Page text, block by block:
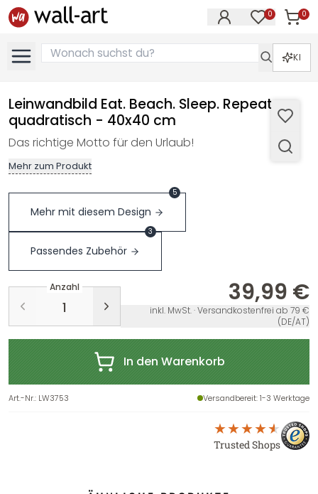
0 0
KI
Leinwandbild Eat. Beach. Sleep. Repeat. -
quadratisch - 40x40 cm
Das richtige Motto für den Urlaub!
Mehr zum Produkt
Mehr mit diesem Design
5
Passendes Zubehör
3
Anzahl 39,99 €
inkl. MwSt. · Versandkostenfrei ab 79 €
(DE/AT)
In den Warenkorb
Art.-Nr.: LW3753 Versandbereit: 1-3 Werktage
Trusted Shops